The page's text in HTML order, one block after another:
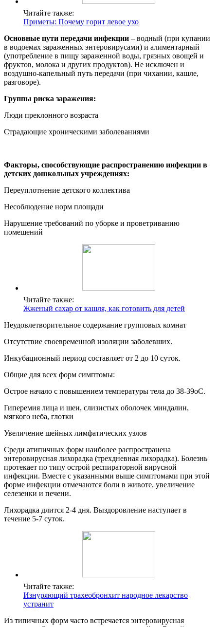
Читайте также:
Приметы: Почему горит левое ухо
Основные пути передачи инфекции – водный (при купании
в водоемах зараженных энтеровирусами) и алиментарный
(употребление в пищу зараженной воды, грязных овощей и
фруктов, молока и других продуктов). Не исключен и
воздушно-капельный путь передачи (при чихании, кашле,
разговоре).
Группы риска заражения:
Люди преклонного возраста
Страдающие хроническими заболеваниями
Факторы, способствующие распространению инфекции в
детских дошкольных учреждениях:
Переуплотнение детского коллектива
Несоблюдение норм площади
Нарушение требований по уборке и проветриванию
помещений
Читайте также:
Жженый сахар от кашля, как готовить для детей
Неудовлетворительное содержание групповых комнат
Отсутствие своевременной изоляции заболевших.
Инкубационный период составляет от 2 до 10 суток.
Общие для всех форм симптомы:
Острое начало с повышением температуры тела до 38-39оС.
Гиперемия лица и шеи, слизистых оболочек миндалин,
мягкого неба, глотки
Увеличение шейных лимфатических узлов
Среди атипичных форм наиболее распространена
энтеровирусная лихорадка (трехдневная лихорадка). Болезнь
протекает по типу острой респираторной вирусной
инфекции. Вместе с указанными выше симптомами при этой
форме инфекции отмечаются боли в животе, увеличение
селезенки и печени.
Лихорадка длится 2-4 дня. Выздоровление наступает в
течение 5-7 суток.
Читайте также:
Изнуряющий трахеобронхит народное лекарство
устранит
Из типичных форм часто встречается энтеровирусная